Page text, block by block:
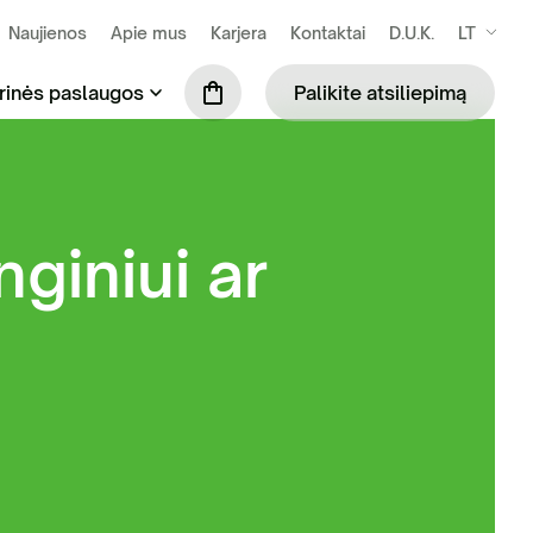
Naujienos Apie mus Karjera Kontaktai D.U.K. LT
surinkimas ir tvarkymas
paslaugos
Mobiliosios tvoros
Palikite atsiliepimą
ar